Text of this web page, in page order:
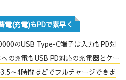
電(充電)もPDで素早く
のUSB Type-C端子は入力もPD対
の充電もUSB PD対応の充電器とケー
～4時間ほどでフルチャージできま